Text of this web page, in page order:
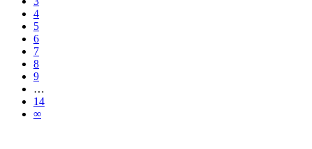
4
5
6
7
8
9
…
14
∞